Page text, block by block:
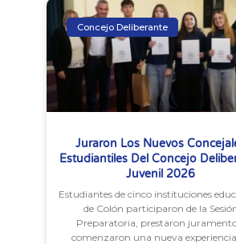
Concejo Deliberante
Juraron Los Nuevos
Estudiantiles Del Concejo
Juvenil 2026
Estudiantes de cinco instituciones
de Colón participaron de la
Preparatoria, prestaron
comenzaron una nueva